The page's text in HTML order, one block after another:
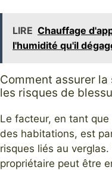
LIRE Chauffage
l'humidité qu'il
Comment assurer
les risques de
Le facteur, en tant
des habitations, est
risques liés au
propriétaire peut être